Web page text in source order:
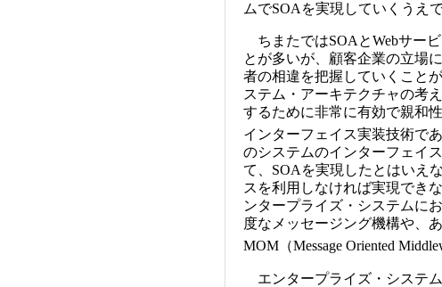
ムでSOAを実現していくうえ
ちまたではSOAとWebサー
とが多いが、顧客企業の立場
者の相違を把握していくこと
ステム・アーキテクチャの考
するために非常に有効で親和
インターフェイス実装技術で
のシステムのインターフェイ
て、SOAを実現したとはいえ
スを利用しなければ実現でき
ンタープライズ・システムに
度なメッセージング機構や、
MOM（Message Oriented
エンタープライズ・システ